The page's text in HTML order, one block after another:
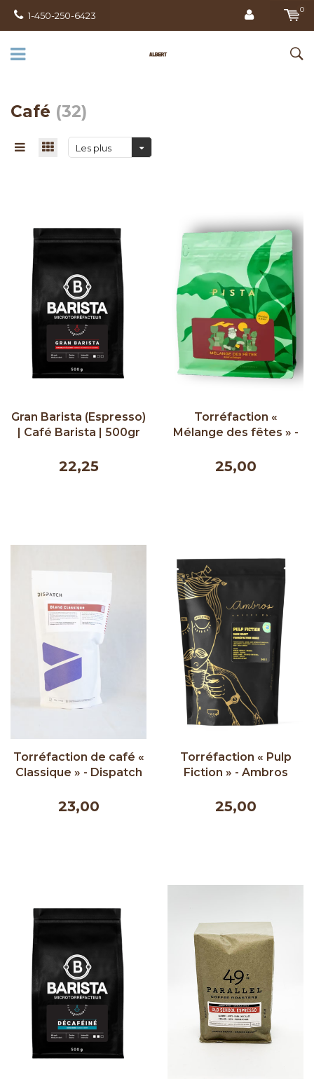
1-450-250-6423
0
Café (32)
Les plus
Gran Barista (Espresso)
| Café Barista | 500gr
22,25
Torréfaction «
Mélange des fêtes » -
25,00
Torréfaction de café «
Classique » - Dispatch
23,00
Torréfaction « Pulp
Fiction » - Ambros
25,00